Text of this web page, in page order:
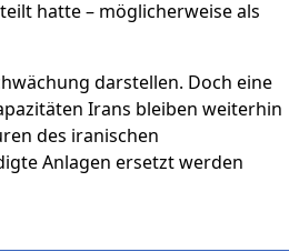
hatte – möglicherweise als
darstellen. Doch eine
Irans bleiben weiterhin
des iranischen
Anlagen ersetzt werden